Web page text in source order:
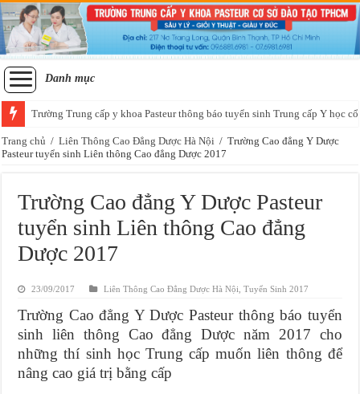
Danh mục
Trường Trung cấp y khoa Pasteur thông báo tuyển sinh Trung cấp Y học
Tuyển sinh lớp sơ cấp xoa bóp bấm huyệt học thứ 7 chủ nhật tại Sài Gòn
Trang chủ / Liên Thông Cao Đẳng Dược Hà Nội / Trường Cao đẳng Y Dược
Pasteur tuyển sinh Liên thông Cao đẳng Dược 2017
Trường Cao đẳng Y Dược Pasteur
tuyển sinh Liên thông Cao đẳng
Dược 2017
23/09/2017 Liên Thông Cao Đẳng Dược Hà Nội ,Tuyển Sinh 2017
Trường Cao đẳng Y Dược Pasteur thông báo tuyển
sinh liên thông Cao đẳng Dược năm 2017 cho
những thí sinh học Trung cấp muốn liên thông để
nâng cao giá trị bằng cấp